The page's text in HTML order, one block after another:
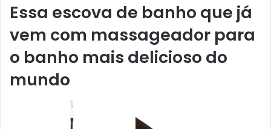
Essa escova de banho que já
vem com massageador para
o banho mais delicioso do
mundo